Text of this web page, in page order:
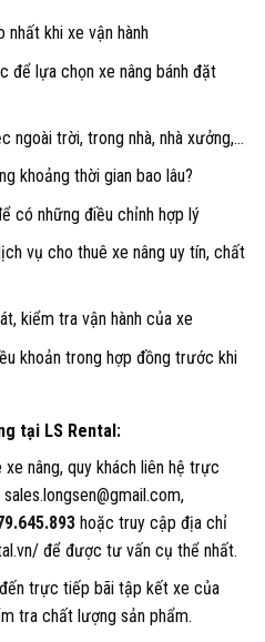
nhất khi xe vận hành
để lựa chọn xe nâng bánh đặt
ngoài trời, trong nhà, nhà xưởng,…
khoảng thời gian bao lâu?
có những điều chỉnh hợp lý
vụ cho thuê xe nâng uy tín, chất
kiểm tra vận hành của xe
khoản trong hợp đồng trước khi
tại LS Rental:
nâng, quy khách liên hệ trực
hoặc truy cập địa chỉ
để được tư vấn cụ thể nhất.
trực tiếp bãi tập kết xe của
tra chất lượng sản phẩm.